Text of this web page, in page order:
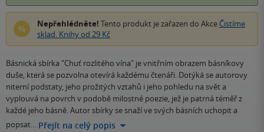
Nepřehlédněte! Tento produkt je zařazen do Akce Čistíme
sklad. Knihy od 29 Kč
Básnická sbírka "Chuť rozlitého vína" je vnitřním obrazem básníkovy
duše, která se pozvolna otevírá každému čtenáři. Dotýká se autorovy
niterní podstaty, jeho prožitých vztahů i jeho pohledu na svět a
vyplouvá na povrch v podobě milostné poezie, jež je patrná téměř z
každé jeho básně. Autor sbírky se snaží ve svých básních uchopit a
popsat… Přejít na celý popis